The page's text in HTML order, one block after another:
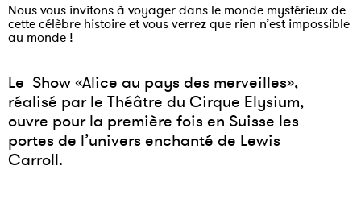
Le Show «Alice au pays des merveilles»,
réalisé par le Théâtre du Cirque Elysium,
ouvre pour la première fois en Suisse les
portes de l’univers enchanté de Lewis
Carroll.
Nous vous invitons à voyager dans le monde mystérieux de
cette célèbre histoire et vous verrez que rien n’est impossible
au monde !